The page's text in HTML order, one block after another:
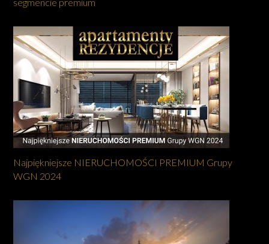
segmencie premium
Najpiękniejsze NIERUCHOMOŚCI PREMIUM Grupy
WGN 2024